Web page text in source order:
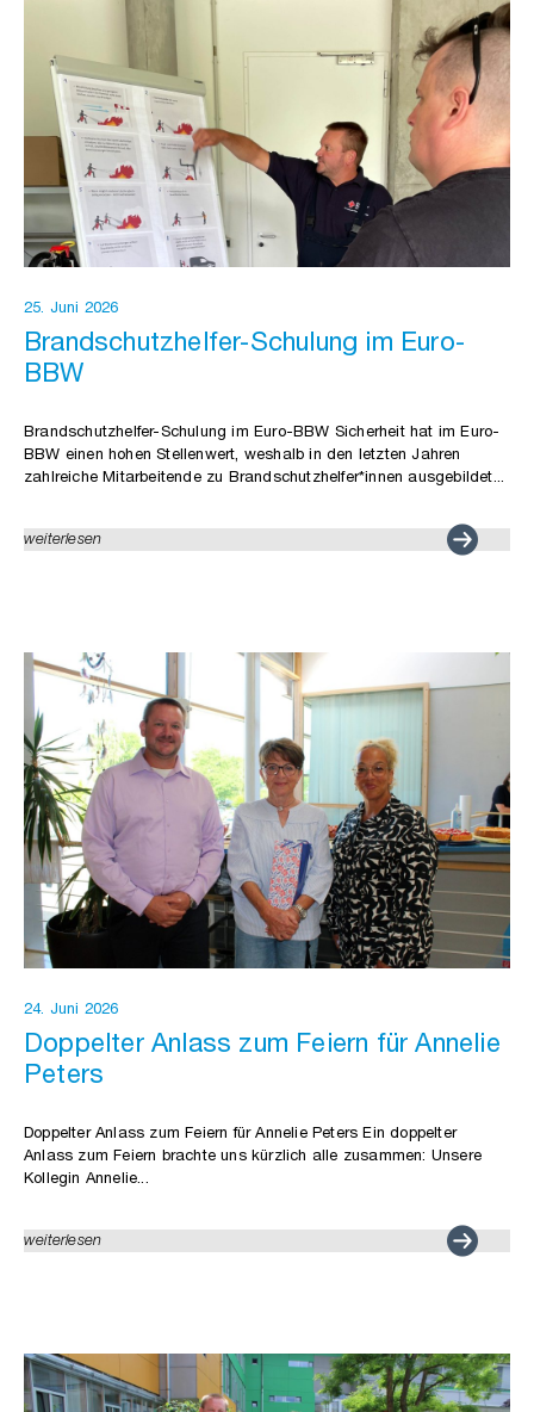
25. Juni 2026
Brandschutzhelfer-Schulung im Euro-
BBW
Brandschutzhelfer-Schulung im Euro-BBW Sicherheit hat im Euro-
BBW einen hohen Stellenwert, weshalb in den letzten Jahren
zahlreiche Mitarbeitende zu Brandschutzhelfer*innen ausgebildet...
weiterlesen
24. Juni 2026
Doppelter Anlass zum Feiern für Annelie
Peters
Doppelter Anlass zum Feiern für Annelie Peters Ein doppelter
Anlass zum Feiern brachte uns kürzlich alle zusammen: Unsere
Kollegin Annelie...
weiterlesen